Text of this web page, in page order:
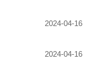
2024-04-16
2024-04-16